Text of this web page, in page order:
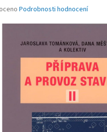
Podrobnosti hodnocení